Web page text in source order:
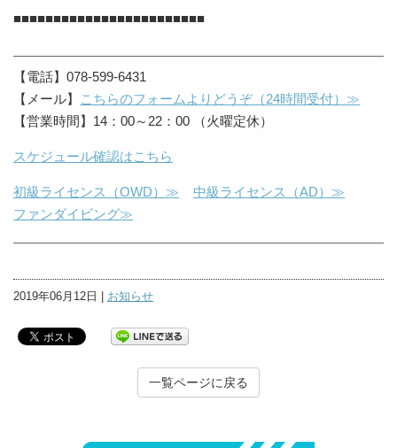
■■■■■■■■■■■■■■■■■■■■■■■■
【電話】078-599-6431
【メール】
こちらのフォームよりどうぞ（24時間受付）≫
【営業時間】14：00～22：00 （火曜定休）
スケジュール確認はこちら
初級ライセンス（OWD）≫
中級ライセンス（AD）≫
ファンダイビング≫
2019年06月12日 | お知らせ
一覧ページに戻る